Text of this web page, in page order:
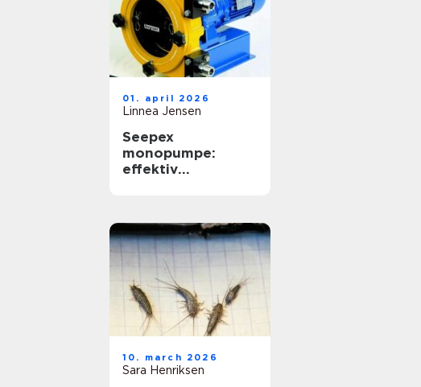
01. april 2026
Linnea Jensen
Seepex
monopumpe:
effektiv
10. march 2026
Sara Henriksen